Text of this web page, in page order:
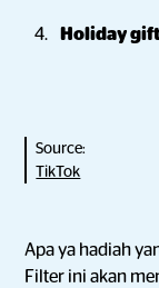
Holiday
Source:
TikTok
Apa ya hadiah
Filter ini akan